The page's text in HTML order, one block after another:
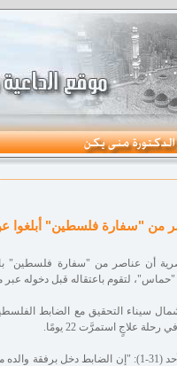
من "سفارة فلسطين"
أن عناصر من "سفارة فلسطين"
لتقوم باعتقاله قبل دخوله
سيناء التحقيق مع الضابط
وقالت الصحيفة في عددها الصادر الأحد (31-1):